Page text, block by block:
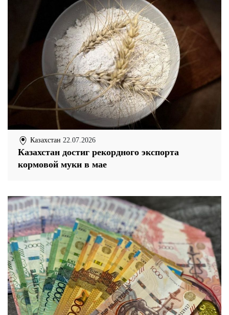
Казахстан 22.07.2026
Казахстан достиг рекордного экспорта
кормовой муки в мае